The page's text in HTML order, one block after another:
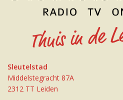
Sleutelstad
Middelstegracht 87A
2312 TT Leiden